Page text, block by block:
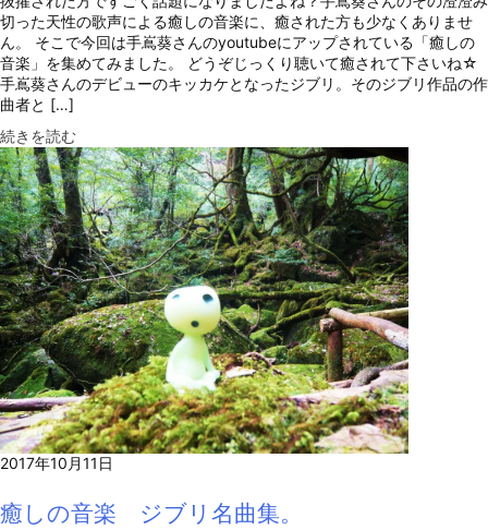
切った天性の歌声による癒しの音楽に、癒された方も少なくありませ
ん。 そこで今回は手嶌葵さんのyoutubeにアップされている「癒しの
音楽」を集めてみました。 どうぞじっくり聴いて癒されて下さいね☆
手嶌葵さんのデビューのキッカケとなったジブリ。そのジブリ作品の作
曲者と […]
続きを読む
2017年10月11日
癒しの音楽 ジブリ名曲集。